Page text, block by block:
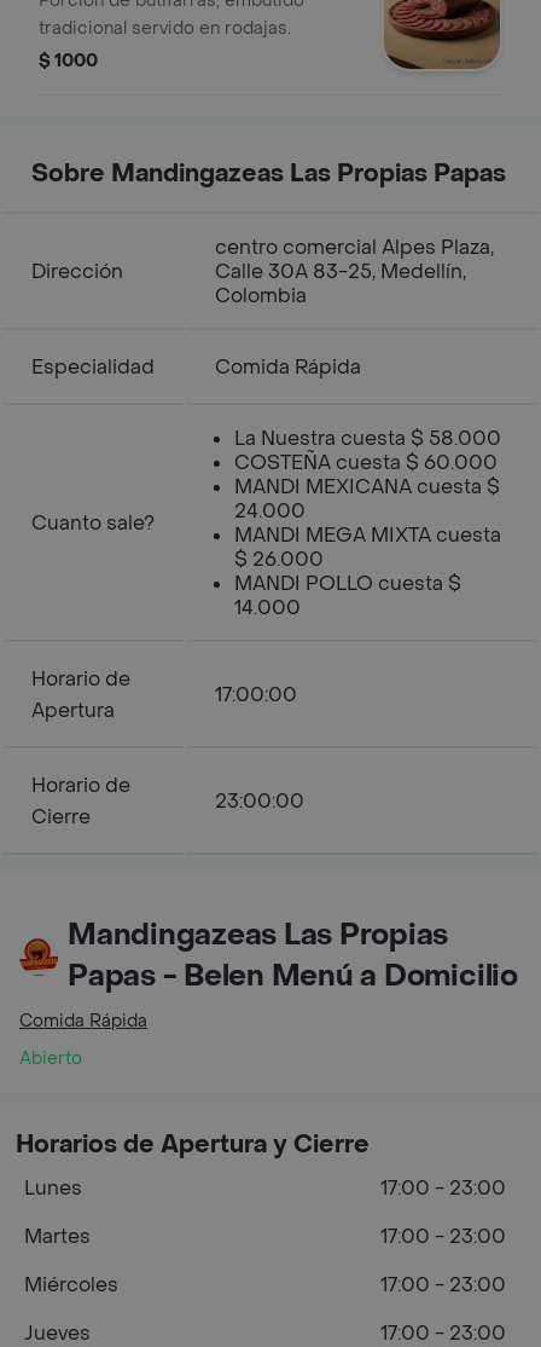
tradicional servido en rodajas.
$ 1000
Sobre Mandingazeas Las Propias Papas
Dirección
centro comercial Alpes Plaza,
Calle 30A 83-25, Medellín,
Colombia
Especialidad Comida Rápida
Cuanto sale?
La Nuestra cuesta $ 58.000
COSTEÑA cuesta $ 60.000
MANDI MEXICANA cuesta $
24.000
MANDI MEGA MIXTA cuesta
$ 26.000
MANDI POLLO cuesta $
14.000
Horario de
Apertura
17:00:00
Horario de
Cierre
23:00:00
Mandingazeas Las Propias
Papas - Belen Menú a Domicilio
Comida Rápida
Abierto
Horarios de Apertura y Cierre
Lunes
17:00 - 23:00
Martes
17:00 - 23:00
Miércoles
17:00 - 23:00
Jueves
17:00 - 23:00